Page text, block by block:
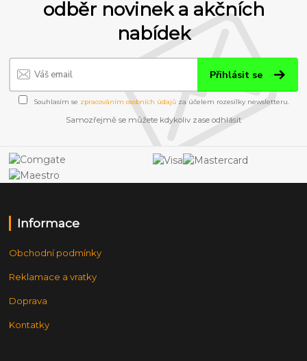
odběr novinek a akčních
nabídek
Přihlásit se
Souhlasím se zpracováním osobních údajůza účelem rozesílky newsletteru.
Samozřejmě se můžete kdykoliv zase odhlásit
Informace
Obchodní podmínky
Reklamace a vratky
Doprava
Kontatky